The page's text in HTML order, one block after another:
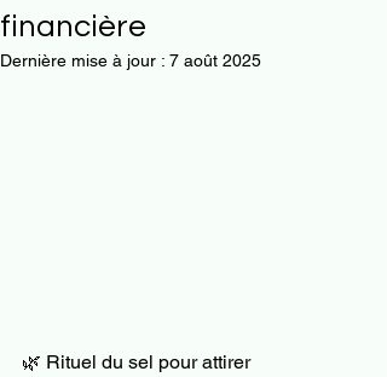
financière
Dernière mise à jour : 7 août 2025
🌿 Rituel du sel pour attirer